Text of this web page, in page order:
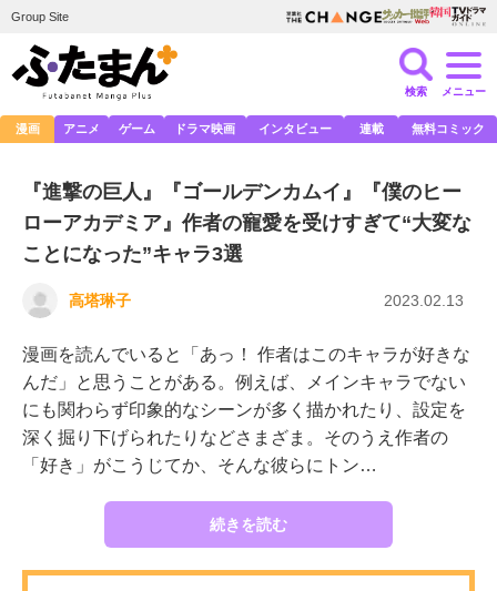
Group Site
検索 メニュー
漫画 アニメ ゲーム ドラマ映画 インタビュー 連載 無料コミック
『進撃の巨人』『ゴールデンカムイ』『僕のヒー
ローアカデミア』作者の寵愛を受けすぎて“大変な
ことになった”キャラ3選
高塔琳子 2023.02.13
漫画を読んでいると「あっ！ 作者はこのキャラが好きな
んだ」と思うことがある。例えば、メインキャラでない
にも関わらず印象的なシーンが多く描かれたり、設定を
深く掘り下げられたりなどさまざま。そのうえ作者の
「好き」がこうじてか、そんな彼らにトン…
続きを読む